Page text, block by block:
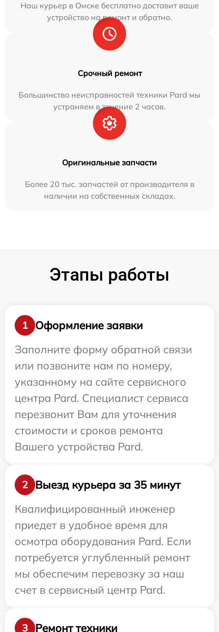
Наш курьер в Омске бесплатно доставит ваше
устройство на ремонт и обратно.
Срочный ремонт
Большинство неисправностей техники Pard мы
устраняем в течение 2 часов.
Оригинальные запчасти
Более 20 тыс. запчастей от производителя в
наличии на собственных складах.
Этапы работы
1
Оформление заявки
Заполните форму обратной связи
или позвоните нам по номеру,
указанному на сайте сервисного
центра Pard. Специалист сервиса
перезвонит Вам для уточнения
стоимости и сроков ремонта
Вашего устройства Pard.
2
Выезд курьера за 35 минут
Квалифицированный инженер
приедет в удобное время для
осмотра оборудования Pard. Если
потребуется углубленный ремонт
мы обеспечим перевозку за наш
счет в сервисный центр Pard.
3 Ремонт техники